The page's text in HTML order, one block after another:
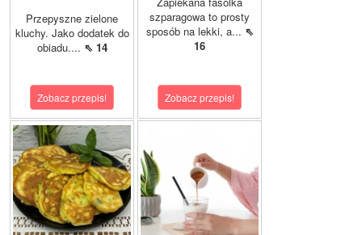
Przepyszne zielone
kluchy. Jako dodatek do
obiadu.... ⇖ 14
Zobacz przepis!
szparagowa to prosty
sposób na lekki, a... ⇖
16
Zobacz przepis!